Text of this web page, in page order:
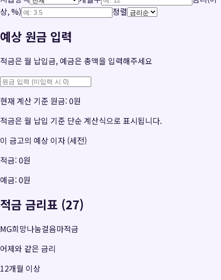
상, %)
정렬
예상 원금 입력
적금은 월 납입금, 예금은 총액을 입력해주세요
현재 계산 기준 원금:0원
적금은 월 납입 기준 단순 계산식으로 표시됩니다.
이 금고의 예상 이자 (세전)
적금:0원
예금:0원
적금 금리표 (27)
MG희망나눔걸음마적금
어제와 같은 금리
12개월 이상